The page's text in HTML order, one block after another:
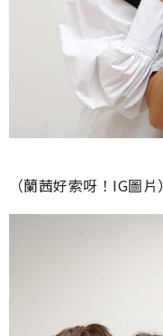
（蘭茜好索呀！IG圖片）